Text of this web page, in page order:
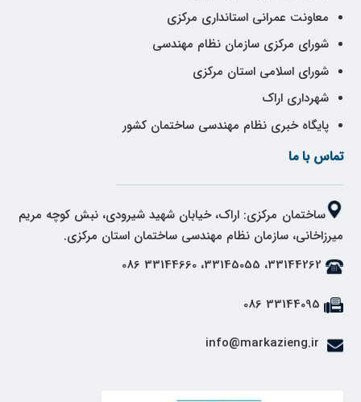
معاونت عمرانی استانداری مرکزی
شورای مرکزی سازمان نظام مهندسی
شورای اسلامی استان مرکزی
شهرداری اراک
پایگاه خبری نظام مهندسی ساختمان کشور
تماس با ما
ساختمان مرکزی: اراک، خیابان شهید شیرودی، نبش کوچه مریم
میرزاخانی، سازمان نظام مهندسی ساختمان استان مرکزی.
33144262، 33145055، 33144660 086
33144095 086